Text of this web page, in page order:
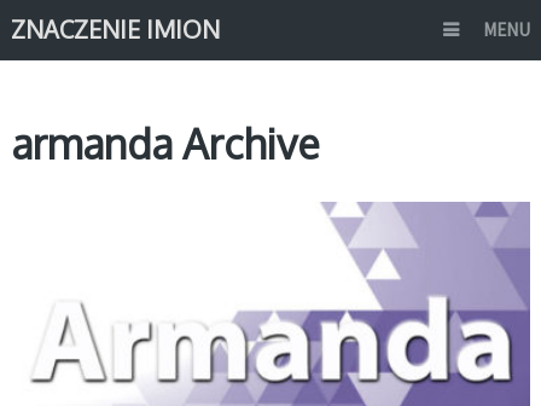
ZNACZENIE IMION MENU
armanda Archive